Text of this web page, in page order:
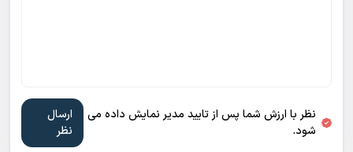
نظر با ارزش شما پس از تایید مدیر نمایش داده می
شود.